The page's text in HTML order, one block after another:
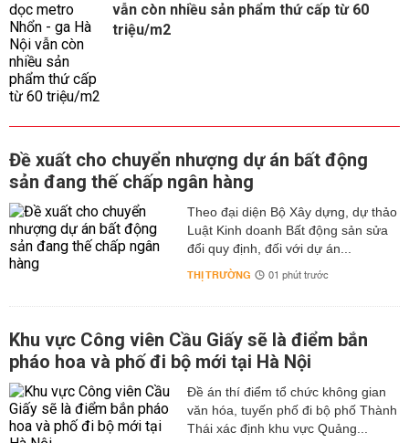
vẫn còn nhiều sản phẩm thứ cấp từ 60
triệu/m2
Đề xuất cho chuyển nhượng dự án bất động
sản đang thế chấp ngân hàng
Theo đại diện Bộ Xây dựng, dự thảo
Luật Kinh doanh Bất động sản sửa
đổi quy định, đối với dự án...
THỊ TRƯỜNG 01 phút trước
Khu vực Công viên Cầu Giấy sẽ là điểm bắn
pháo hoa và phố đi bộ mới tại Hà Nội
Đề án thí điểm tổ chức không gian
văn hóa, tuyến phố đi bộ phố Thành
Thái xác định khu vực Quảng...